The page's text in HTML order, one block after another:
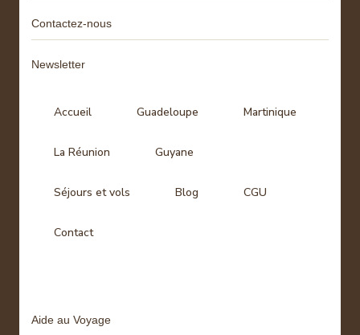
Contactez-nous
Newsletter
Accueil Guadeloupe Martinique
La Réunion Guyane
Séjours et vols Blog CGU
Contact
Aide au Voyage